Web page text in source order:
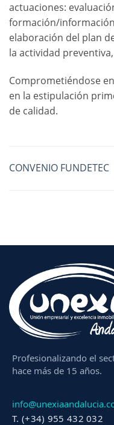
actuaciones:
formación/
elaboración del plan
la actividad
Comprometiéndose
en la estipulación
de calidad.
CONVENIO FUNDETEC
Profesionalizando el
hace más de 15 años.
T. (+34) 955 432 032